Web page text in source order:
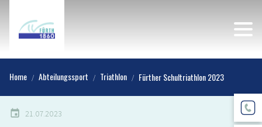
Home Abteilungssport Triathlon Fürther Schultriathlon 2023
21.07.2023